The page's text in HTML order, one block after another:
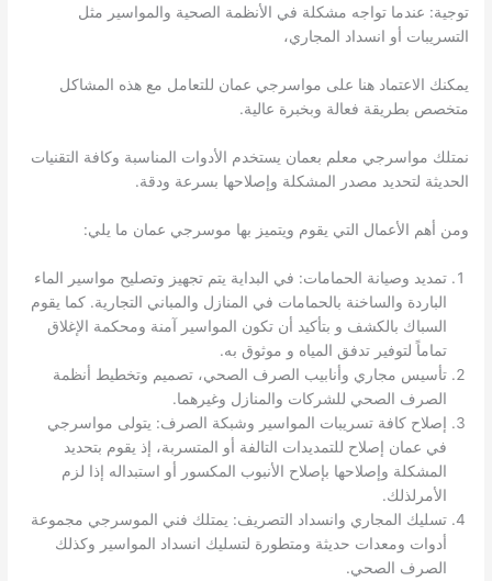
توجية: عندما تواجه مشكلة في الأنظمة الصحية والمواسير مثل
التسريبات أو انسداد المجاري،
يمكنك الاعتماد هنا على مواسرجي عمان للتعامل مع هذه المشاكل
متخصص بطريقة فعالة وبخبرة عالية.
نمتلك مواسرجي معلم بعمان يستخدم الأدوات المناسبة وكافة التقنيات
الحديثة لتحديد مصدر المشكلة وإصلاحها بسرعة ودقة.
ومن أهم الأعمال التي يقوم ويتميز بها موسرجي عمان ما يلي:
تمديد وصيانة الحمامات: في البداية يتم تجهيز وتصليح مواسير الماء
الباردة والساخنة بالحمامات في المنازل والمباني التجارية. كما يقوم
السباك بالكشف و بتأكيد أن تكون المواسير آمنة ومحكمة الإغلاق
تماماً لتوفير تدفق المياه و موثوق به.
تأسيس مجاري وأنابيب الصرف الصحي، تصميم وتخطيط أنظمة
الصرف الصحي للشركات والمنازل وغيرهما.
إصلاح كافة تسريبات المواسير وشبكة الصرف: يتولى مواسرجي
في عمان إصلاح للتمديدات التالفة أو المتسربة، إذ يقوم بتحديد
المشكلة وإصلاحها بإصلاح الأنبوب المكسور أو استبداله إذا لزم
الأمرلذلك.
تسليك المجاري وانسداد التصريف: يمتلك فني الموسرجي مجموعة
أدوات ومعدات حديثة ومتطورة لتسليك انسداد المواسير وكذلك
الصرف الصحي.